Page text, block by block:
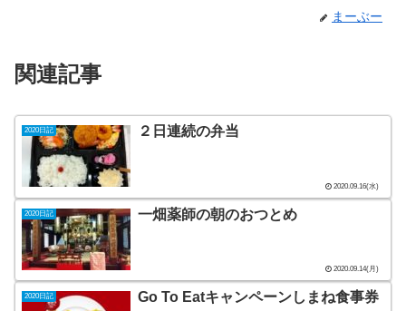
まーぶー
関連記事
2020日記 ２日連続の弁当
2020.09.16(水)
2020日記 一畑薬師の朝のおつとめ
2020.09.14(月)
2020日記 Go To Eatキャンペーンしまね食事券